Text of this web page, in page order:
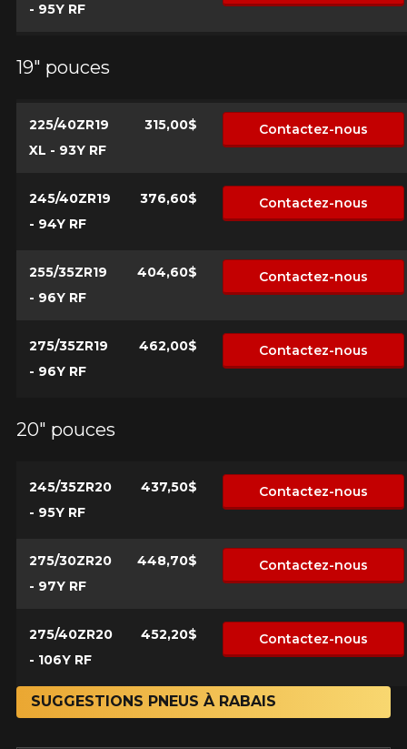
- 95Y RF
19" pouces
225/40ZR19
XL - 93Y RF
315,00$ Contactez-nous
245/40ZR19
- 94Y RF
376,60$ Contactez-nous
255/35ZR19
- 96Y RF
404,60$ Contactez-nous
275/35ZR19
- 96Y RF
462,00$ Contactez-nous
20" pouces
245/35ZR20
- 95Y RF
437,50$ Contactez-nous
275/30ZR20
- 97Y RF
448,70$ Contactez-nous
275/40ZR20
- 106Y RF
452,20$ Contactez-nous
SUGGESTIONS PNEUS À RABAIS